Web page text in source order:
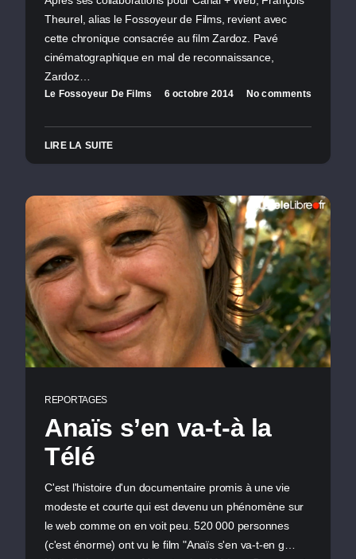
Theurel, alias le Fossoyeur de Films, revient avec
cette chronique consacrée au film Zardoz. Pavé
cinématographique en mal de reconnaissance,
Zardoz…
Le Fossoyeur De Films 6 octobre 2014 No comments
LIRE LA SUITE
REPORTAGES
Anaïs s’en va-t-à la
Télé
C'est l'histoire d'un documentaire promis à une vie
modeste et courte qui est devenu un phénomène sur
le web comme on en voit peu. 520 000 personnes
(c'est énorme) ont vu le film "Anaïs s'en va-t-en g…